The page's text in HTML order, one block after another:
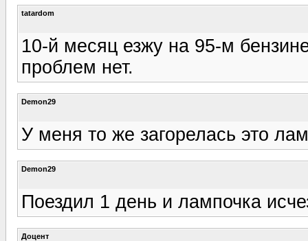
tatardom
10-й месяц езжу на 95-м
проблем нет.
Demon29
У меня то же загорелась это
Demon29
Поездил 1 день и лампочка
Доцент